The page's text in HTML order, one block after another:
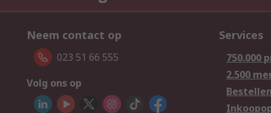
Neem contact op
023 51 66 555
Volg ons op
Services
750.000
2.500
Bestellen